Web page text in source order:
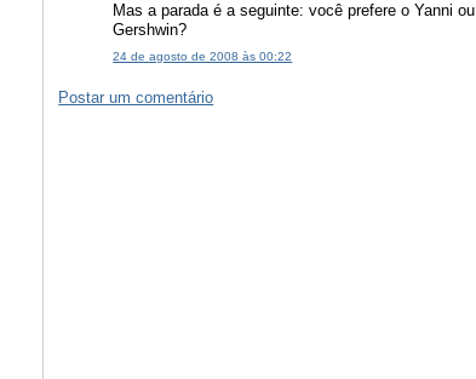
Mas a parada é a seguinte: você prefere o Yanni
Gershwin?
24 de agosto de 2008 às 00:22
Postar um comentário